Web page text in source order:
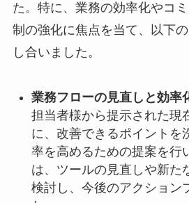
た。特に、業務の効率化やコ
制の強化に焦点を当て、以下
し合いました。
業務フローの見直しと効率
担当者様から提示された現
に、改善できるポイントを
率を高めるための提案を行
は、ツールの見直しや新た
検討し、今後のアクション